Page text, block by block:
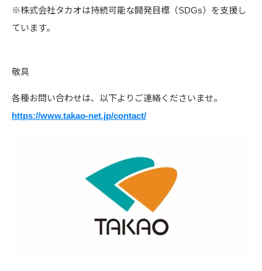
※株式会社タカオは持続可能な開発目標（SDGs）を支援し
ています。
敬具
各種お問い合わせは、以下よりご連絡くださいませ。
https://www.takao-net.jp/contact/